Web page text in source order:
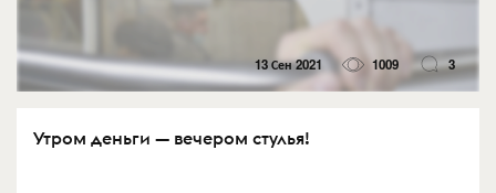
13 Сен 2021 1009 3
Утром деньги — вечером стулья!